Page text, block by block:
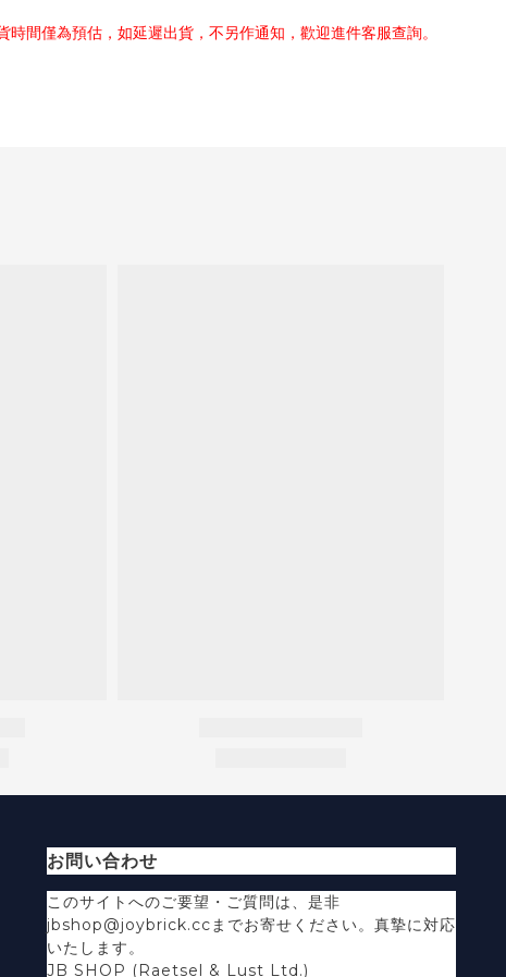
間僅為預估，如延遲出貨，不另作通知，歡迎進件客服查詢。
お問い合わせ
このサイトへのご要望・ご質問は、是非
jbshop@joybrick.ccまでお寄せください。真摯に対応
いたします。
JB SHOP (Raetsel & Lust Ltd.)